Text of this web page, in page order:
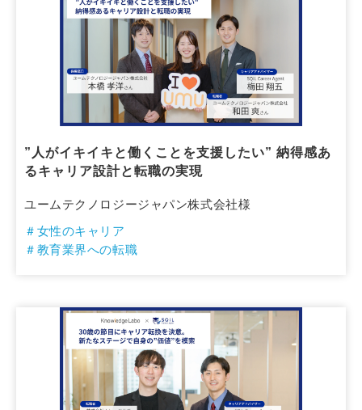
”人がイキイキと働くことを支援したい” 納得感あ
るキャリア設計と転職の実現
ユームテクノロジージャパン株式会社様
＃女性のキャリア
＃教育業界への転職